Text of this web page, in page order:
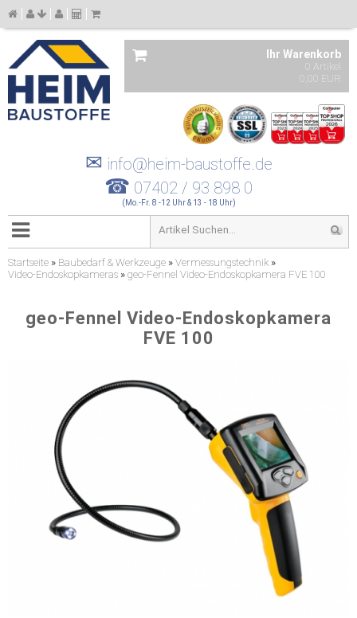
Ihr Warenkorb
0 Artikel
0,00 EUR
✉ info@heim-baustoffe.de
☎ 07402 / 93 898 0
(Mo.-Fr. 8 -12 Uhr & 13 - 18 Uhr)
Startseite » Baubedarf & Werkzeuge » Vermessungstechnik »
Video-Endoskopkameras » geo-Fennel Video-Endoskopkamera FVE 100
geo-Fennel Video-Endoskopkamera
FVE 100